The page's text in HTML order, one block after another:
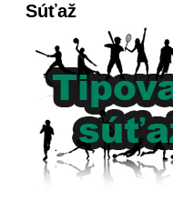
Súťaž